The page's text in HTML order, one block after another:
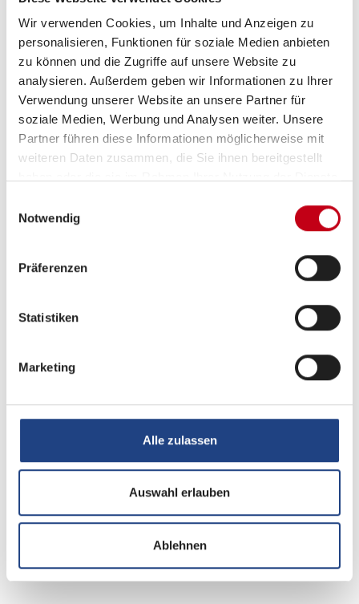
Wir verwenden Cookies, um Inhalte und Anzeigen zu
personalisieren, Funktionen für soziale Medien anbieten
zu können und die Zugriffe auf unsere Website zu
analysieren. Außerdem geben wir Informationen zu Ihrer
Verwendung unserer Website an unsere Partner für
soziale Medien, Werbung und Analysen weiter. Unsere
Partner führen diese Informationen möglicherweise mit
weiteren Daten zusammen, die Sie ihnen bereitgestellt
Notwendig
Präferenzen
Statistiken
Marketing
Alle zulassen
Auswahl erlauben
Ablehnen
WC
Queensbett